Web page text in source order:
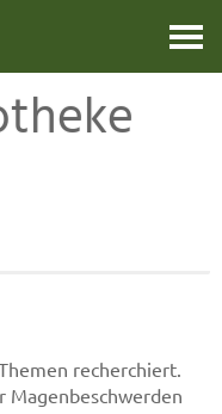
recherchiert.
Magenbeschwerden